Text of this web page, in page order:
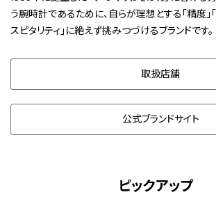
う腕時計であるために、自らが理想とする「精度」「
スピタリティ」に絶えず挑みつづけるブランドです。
取扱店舗
公式ブランドサイト
ピックアップ